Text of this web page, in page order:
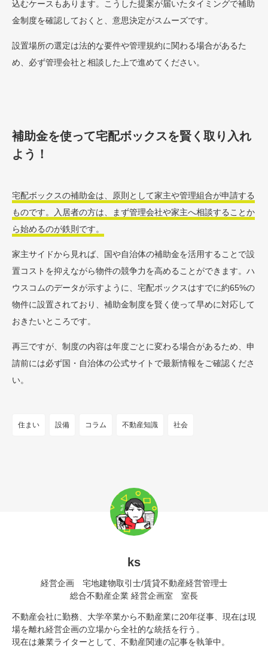
込むケースもあります。こうした提案が届いたタイミングで補助
金制度を確認しておくと、意思決定がスムーズです。
設置場所の選定は法的な要件や管理規約に関わる場合があるた
め、必ず管理会社と相談した上で進めてください。
補助金を使って宅配ボックスを賢く取り入れ
よう！
宅配ボックスの補助金は、原則として家主や管理組合が申請する
ものです。入居者の方は、まず管理会社や家主へ相談することか
ら始めるのが鉄則です。
家主サイドから見れば、国や自治体の補助金を活用することで設
置コストを抑えながら物件の競争力を高めることができます。ハ
ウスコムのデータが示すように、宅配ボックスはすでに約65%の
物件に設置されており、補助金制度を賢く使って早めに対応して
おきたいところです。
再三ですが、制度の内容は年度ごとに変わる場合があるため、申
請前には必ず国・自治体の公式サイトで最新情報をご確認くださ
い。
住まい 設備 コラム 不動産知識 社会
ks
経営企画 宅地建物取引士/賃貸不動産経営管理士
総合不動産企業 経営企画室 室長
不動産会社に勤務、大学卒業から不動産業に20年従事、現在は現
場を離れ経営企画の立場から全社的な統括を行う。
現在は兼業ライターとして、不動産関連の記事を執筆中。